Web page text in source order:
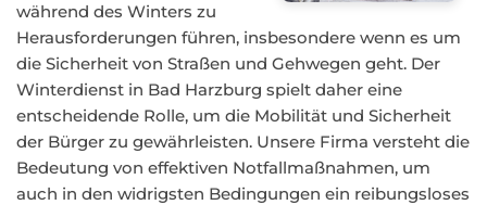
während des Winters zu
Herausforderungen führen, insbesondere wenn es um
die Sicherheit von Straßen und Gehwegen geht. Der
Winterdienst in Bad Harzburg spielt daher eine
entscheidende Rolle, um die Mobilität und Sicherheit
der Bürger zu gewährleisten. Unsere Firma versteht die
Bedeutung von effektiven Notfallmaßnahmen, um
auch in den widrigsten Bedingungen ein reibungsloses